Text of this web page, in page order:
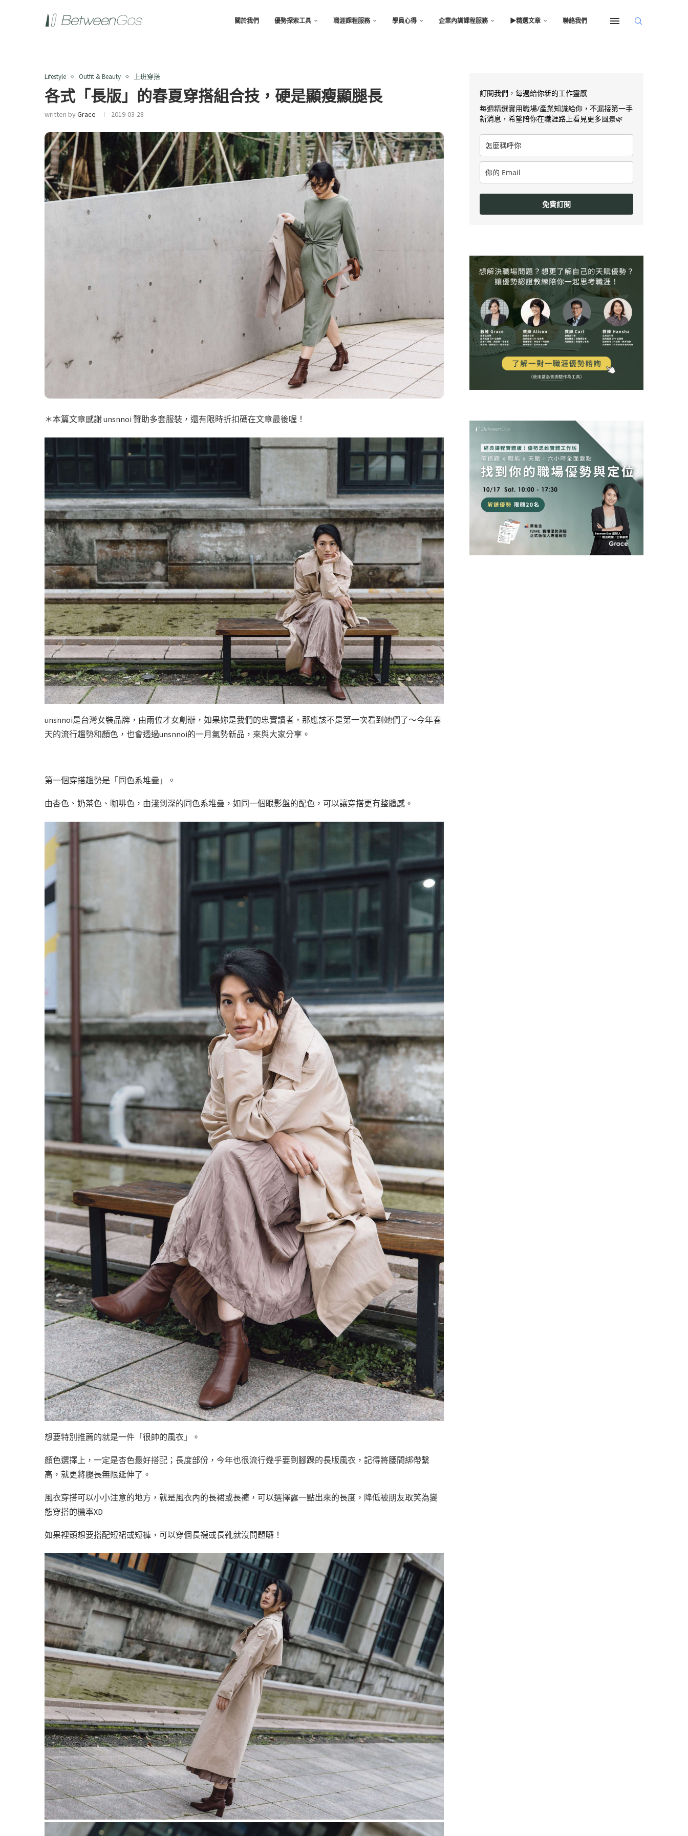
關於我們 優勢探索工具 職涯課程服務 學員心得 企業內訓課程服務 ▶︎精選文章 聯絡我們
Lifestyle Outfit & Beauty 上班穿搭
各式「長版」的春夏穿搭組合技，硬是顯瘦顯腿長
written byGrace 2019-03-28
＊本篇文章感謝 unsnnoi 贊助多套服裝，還有限時折扣碼在文章最後喔！
unsnnoi是台灣女裝品牌，由兩位才女創辦，如果妳是我們的忠實讀者，那應該不是第一次看到她們了～今年春
天的流行趨勢和顏色，也會透過unsnnoi的一月氣勢新品，來與大家分享。
第一個穿搭趨勢是「同色系堆疊」。
由杏色、奶茶色、咖啡色，由淺到深的同色系堆疊，如同一個眼影盤的配色，可以讓穿搭更有整體感。
想要特別推薦的就是一件「很帥的風衣」。
顏色選擇上，一定是杏色最好搭配；長度部份，今年也很流行幾乎要到腳踝的長版風衣，記得將腰間綁帶繫
高，就更將腿長無限延伸了。
風衣穿搭可以小小注意的地方，就是風衣內的長裙或長褲，可以選擇露一點出來的長度，降低被朋友取笑為變
態穿搭的機率XD
如果裡頭想要搭配短裙或短褲，可以穿個長襪或長靴就沒問題囉！
訂閱我們，每週給你新的工作靈感
每週精選實用職場/產業知識給你，不漏接第一手
新消息，希望陪你在職涯路上看見更多風景🌿
免費訂閱